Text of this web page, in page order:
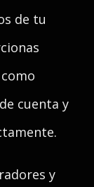
de tu
cuenta y
y